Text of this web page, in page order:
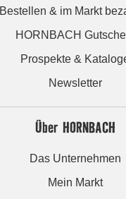
Bestellen & im Markt
HORNBACH
Prospekte &
Newsletter
Über HORNBACH
Das Unternehmen
Mein Markt